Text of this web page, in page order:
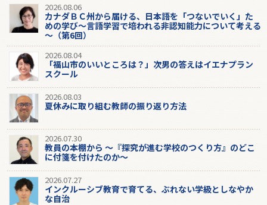
2026.08.06
カナダＢＣ州から届ける、日本語を「つないでいく」た
めの学び～言語学習で培われる非認知能力について考える
～（第6回）
2026.08.04
「福山市のいいところは？」次男の答えはイエナプラン
スクール
2026.08.03
夏休みに取り組む教師の振り返り方法
2026.07.30
教員の本棚から 〜『探究が進む学校のつくり方』のどこ
に付箋を付けたのか〜
2026.07.27
インクルーシブ教育で育てる、ぶれない学級としなやか
な自治